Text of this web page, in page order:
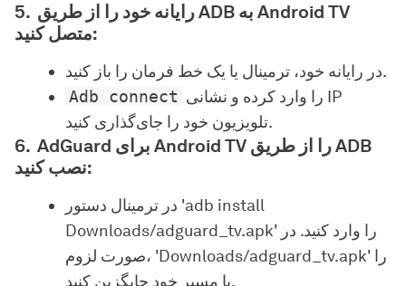
رایانه خود را از طریق ADB به Android TV
متصل کنید:
در رایانه خود، ترمینال یا یک خط فرمان را باز کنید.
Adb connect
تلویزیون خود را جای‌گذاری کنید.
AdGuard برای Android TV را از طریق ADB
نصب کنید:
در ترمینال دستور 'adb install
Downloads/adguard_tv.apk' را وارد کنید. در
صورت لزوم، 'Downloads/adguard_tv.apk' را
با مسیر خود جایگزین کنید.